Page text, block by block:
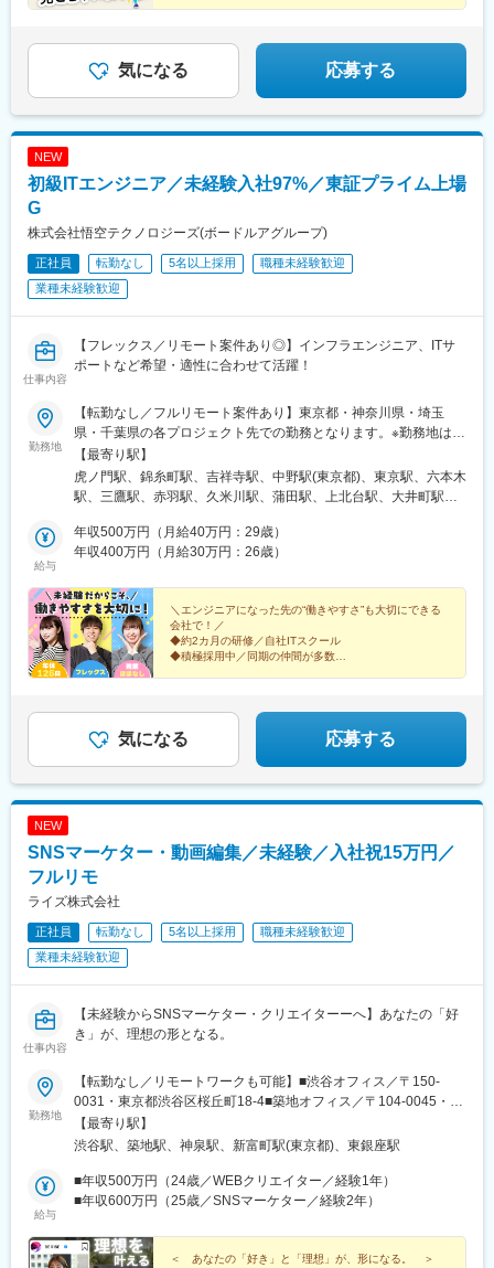
溝の口駅、川崎駅、藤沢駅、長津田駅、新横浜駅、向ケ丘遊園
駅、橋本駅(神奈川県)、上大岡駅、中央林間駅、あざみ野駅、桜木
町駅、大宮駅(埼玉県)、和光市駅、川越駅、浦和駅、朝霞台駅、川
口駅、南越谷駅、新越谷駅、北朝霞駅、久喜駅、蕨駅、南浦和
駅、京成津田沼駅、稲毛駅、京成船橋駅、北習志野駅、浦安駅(千
早稲田駅、品川駅、新橋駅、とうきょうスカイツリー駅、末広町
駅(東京都)、蓮沼駅、稲荷町駅(東京都)、代々木八幡駅、浜松町
駅、銀座駅、吉祥寺駅、大崎広小路駅、代官山駅、日暮里駅、下
神明駅、高輪ゲートウェイ駅、立川北駅、牛込神楽坂駅、二子新
地駅、麹町駅、奥沢駅、清澄白河駅、西太子堂駅、後楽園駅、三
口駅、京急川崎駅、石上駅、登戸駅、海老名駅(相模線)、富士見町
駅(神奈川県)、本川越駅、北与野駅、京成西船駅、船橋駅、京成千
テーション駅、市川真間駅、京成稲毛駅、習志野駅、幸谷駅、南
新宿駅、新宿西口駅、学習院下駅、虎ノ門ヒルズ駅、岩本町駅、
京急蒲田駅、京成上野駅、銀座一丁目駅、芝公園駅、西日暮里
駅、白金高輪駅、水道橋駅、立川南駅、九品仏駅、菊川駅(東京
都)、本郷三丁目駅、茅場町駅、新代田駅、高島町駅、高津駅(神奈
川県)、馬車道駅、蒲生駅、栄町駅(千葉県)、京成八幡駅、東京デ
ィズニーランド・ステーション駅
気になる 応募する
NEW
初級ITエンジニア／未経験入社97%／東証プライム上場
G
株式会社悟空テクノロジーズ(ボードルアグループ)
正社員 転勤なし 5名以上採用
職種未経験歓迎
業種未経験歓迎
仕事内容
【フレックス／リモート案件あり◎】インフラエンジニア、ITサ
ポートなど希望・適性に合わせて活躍！
勤務地
【転勤なし／フルリモート案件あり】東京都・神奈川県・埼玉
県・千葉県の各プロジェクト先での勤務となります。※勤務地はご
希望を考慮いたします。※在宅案件も多数！プライベートも大切に
しながら働けます♪＜本社＞東京都港区虎ノ門1-12-1 虎ノ門第一
法規ビル2F※受動喫煙対策：屋内全面禁煙★仲間と過ごせる帰社
機会（「悟空でゴクゥ」やイベント）を設けています。自由に食
べ飲みをしたり、ゲームをしたり、趣味の話をしたり。「今の現
り。些細なことでも情報交換できるので、安心して仕事に取り組
めます！事業拡大に向けて10名以上の積極採用！☆★Instagram
で、メンバーや会社のことについて発信中☆★
【最寄り駅】
虎ノ門駅、錦糸町駅、吉祥寺駅、中野駅(東京都)、東京駅、六本木
駅、三鷹駅、赤羽駅、久米川駅、蒲田駅、上北台駅、大井町駅、
馬場駅、新橋駅、荻窪駅、恵比寿駅、日野駅(東京都)、府中競馬正
門前駅、武蔵引田駅、秋葉原駅、中目黒駅、府中駅(東京都)、上石
駅、多摩センター駅、上野駅、立川北駅、京急川崎駅、天王町
駅、さがみ野駅、みなとみらい駅、横須賀駅、厚木駅、相模原
駅、愛甲石田駅、新丸子駅、向ケ丘遊園駅、鴨居駅、横浜駅、朝
霞駅、ふじみ野駅、上尾駅、戸田駅(埼玉県)、和光市駅、さいたま
新都心駅、大宮駅(埼玉県)、川越駅、印西牧の原駅、京成八幡駅、
駅、船橋駅、我孫子駅、浦安駅(千葉県)、虎ノ門ヒルズ駅、住吉駅
(東京都)、井の頭公園駅、二重橋前駅、六本木一丁目駅、赤羽岩淵
駅、東村山駅、京急蒲田駅、下神明駅、牛田駅(東京都)、豊島園駅
駅、本八幡駅(都営線)、幕張駅、愛宕駅(千葉県)、東京ディズニー
ランド・ステーション駅、国府台駅、京成千葉駅、京成船橋駅、
内幸町駅、京橋駅(東京都)、麻布十番駅、京成関屋駅、練馬駅、銀
座一丁目駅、下落合駅、府中本町駅、岩本町駅、立川南駅、高輪
ゲートウェイ駅、新宿駅(東京メトロ)、京成上野駅、星川駅、高島
町駅、川越市駅、鬼越駅、リゾートゲートウェイ・ステーション
駅、市川真間駅、栄町駅(千葉県)、東海神駅
給与
年収500万円（月給40万円：29歳）
年収400万円（月給30万円：26歳）
＼エンジニアになった先の“働きやすさ”も大切にできる
会社で！／
◆約2カ月の研修／自社ITスクール
◆積極採用中／同期の仲間が多数
気になる 応募する
NEW
SNSマーケター・動画編集／未経験／入社祝15万円／
フルリモ
ライズ株式会社
正社員 転勤なし 5名以上採用
職種未経験歓迎
業種未経験歓迎
仕事内容
【未経験からSNSマーケター・クリエイターーへ】あなたの「好
き」が、理想の形となる。
勤務地
【転勤なし／リモートワークも可能】■渋谷オフィス／〒150-
0031・東京都渋谷区桜丘町18-4■築地オフィス／〒104-0045・東
京都中央区築地2丁目11-10※試用期間後は、「出社勤務」「リモ
ート勤務」を選べます。※勤務地は選択可能です■その他勤務地・
WEB面接 or・対面面接
【最寄り駅】
渋谷駅、築地駅、神泉駅、新富町駅(東京都)、東銀座駅
給与
■年収500万円（24歳／WEBクリエイター／経験1年）
■年収600万円（25歳／SNSマーケター／経験2年）
＜ あなたの「好き」と「理想」が、形になる。 ＞